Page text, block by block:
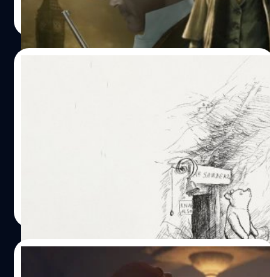
Wiwat Kerdsomjit | 1621 days ago
Read More
‘วินนี เดอะ พูห์’ กลายเป็น “สาธารณสมบัติ”
แล้ว! – ‘ไรอัน เรย์โนลด์’ รับลูก ปล่อยโฆษณา
วันที่ 1 มกราคมของทุกปี ถือว่าเป็นวัน 'วันสาธารณสมบัติ'
(Public Domain Day) ซึ่งในปี 2022 นี้ มีผลงานอันมีลิขสิทธิ์
เช่น ภาพยนตร์ เพลง และหนังสืออันมีลิขสิทธิ์ใด ๆ ที่เผยแพร่
เมื่อปี 1926 จะหมดอายุลิขสิทธิ์ลงในปีนี้ รวมทั้งนิยายต้นฉบับ
การ์ตูนคลาสสิกที่ว่าด้วยเรื่องของเจ้าหมีพูห์และผองเพื่อน
แห่งป่าร้อยเอเคอร์ที่รู้จักกันไปทั่วโลกอย่าง 'วินนี-เดอะ-พูห์'
(Winnie-the-Pooh) ก็ได้กลายมาเป็นสาธารณสมบัติในปีนี้